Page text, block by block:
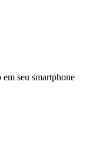
seu smartphone